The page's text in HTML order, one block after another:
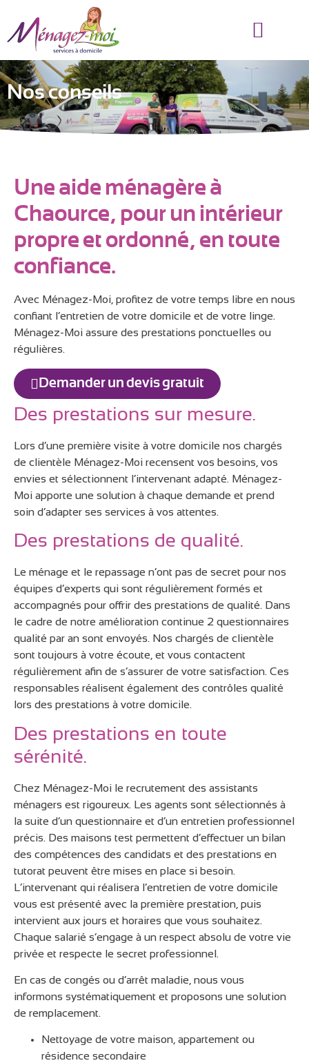
Nos conseils
Une aide ménagère à
Chaource, pour un intérieur
propre et ordonné, en toute
confiance.
Avec Ménagez-Moi, profitez de votre temps libre en nous
confiant l’entretien de votre domicile et de votre linge.
Ménagez-Moi assure des prestations ponctuelles ou
régulières.
Demander un devis gratuit
Des prestations sur mesure.
Lors d’une première visite à votre domicile nos chargés
de clientèle Ménagez-Moi recensent vos besoins, vos
envies et sélectionnent l’intervenant adapté. Ménagez-
Moi apporte une solution à chaque demande et prend
soin d’adapter ses services à vos attentes.
Des prestations de qualité.
Le ménage et le repassage n’ont pas de secret pour nos
équipes d’experts qui sont régulièrement formés et
accompagnés pour offrir des prestations de qualité. Dans
le cadre de notre amélioration continue 2 questionnaires
qualité par an sont envoyés. Nos chargés de clientèle
sont toujours à votre écoute, et vous contactent
régulièrement afin de s’assurer de votre satisfaction. Ces
responsables réalisent également des contrôles qualité
lors des prestations à votre domicile.
Des prestations en toute
sérénité.
Chez Ménagez-Moi le recrutement des assistants
ménagers est rigoureux. Les agents sont sélectionnés à
la suite d’un questionnaire et d’un entretien professionnel
précis. Des maisons test permettent d’effectuer un bilan
des compétences des candidats et des prestations en
tutorat peuvent être mises en place si besoin.
L’intervenant qui réalisera l’entretien de votre domicile
vous est présenté avec la première prestation, puis
intervient aux jours et horaires que vous souhaitez.
Chaque salarié s’engage à un respect absolu de votre vie
privée et respecte le secret professionnel.
En cas de congés ou d’arrêt maladie, nous vous
informons systématiquement et proposons une solution
de remplacement.
Nettoyage de votre maison, appartement ou
résidence secondaire